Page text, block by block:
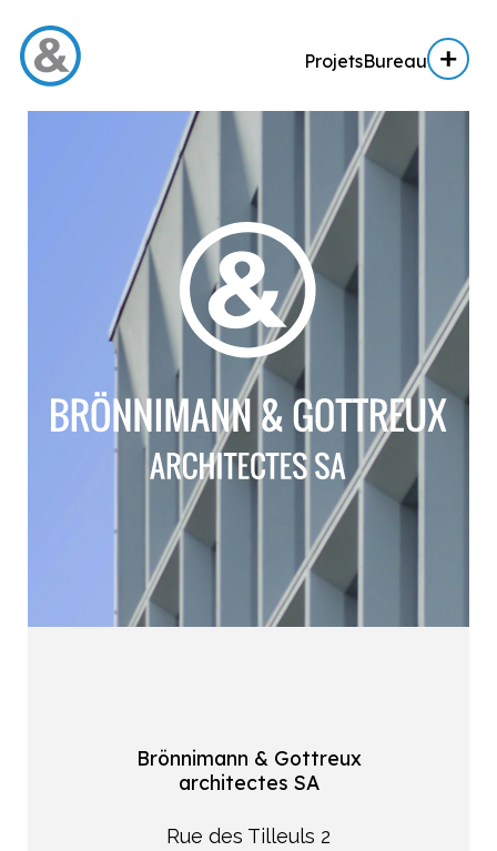
Architecture
Architecture d’intérieur
Réalisation
Expertise AE / AI
Expertise immobilière
Notre mission
Jobs
ProjetsBureau
Brönnimann & Gottreux
architectes SA
Rue des Tilleuls 2